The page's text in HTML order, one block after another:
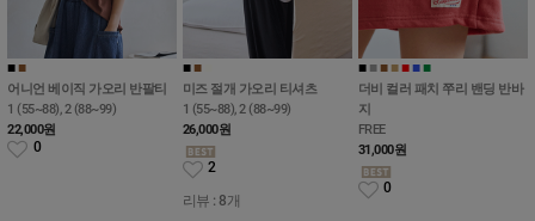
■■
어니언 베이직 가오리 반팔티
1 (55~88), 2 (88~99)
22,000원
0
■■
미즈 절개 가오리 티셔츠
1 (55~88), 2 (88~99)
26,000원
2
리뷰 : 8개
■ ■ ■ ■ ■ ■ ■
더비 컬러 패치 쭈리 밴딩 반바
지
FREE
31,000원
0